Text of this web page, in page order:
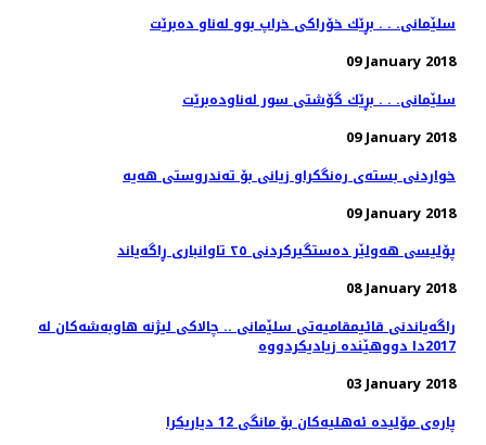
سلێمانی. . . بڕێك خۆراكی خراپ بوو له‌ناو ده‌برێت
09 January 2018
سلێمانی. . . بڕێك گۆشتی سور له‌ناوده‌برێت
09 January 2018
09 January 2018
پۆلیسی هەولێر دەستگیركردنی ٢٥ تاوانباری ڕاگەیاند
08 January 2018
راگه‌یاندنی قائیمقامیه‌تی سلێمانی .. چالاكی لیژنه‌ هاوبه‌شه‌كان له‌
03 January 2018
پاره‌ی مۆلیده‌ ئه‌هلیه‌كان بۆ مانگی 12 دیاریكرا